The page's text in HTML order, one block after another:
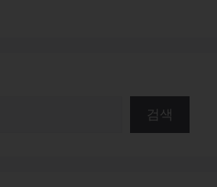
검색